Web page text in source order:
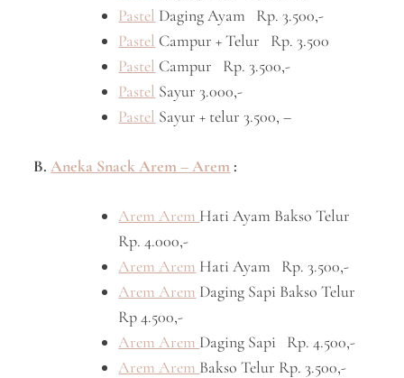
Pastel Daging Ayam Rp. 3.500,-
Pastel Campur + Telur Rp. 3.500
Pastel Campur Rp. 3.500,-
Pastel Sayur 3.000,-
Pastel Sayur + telur 3.500, –
B.Aneka Snack Arem – Arem :
Arem Arem Hati Ayam Bakso Telur
Rp. 4.000,-
Arem Arem Hati Ayam Rp. 3.500,-
Arem Arem Daging Sapi Bakso Telur
Rp 4.500,-
Arem Arem Daging Sapi Rp. 4.500,-
Arem Arem Bakso Telur Rp. 3.500,-